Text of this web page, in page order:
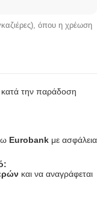
όπου η χρέωση
την παράδοση
Eurobank με ασφάλεια
και να αναγράφεται